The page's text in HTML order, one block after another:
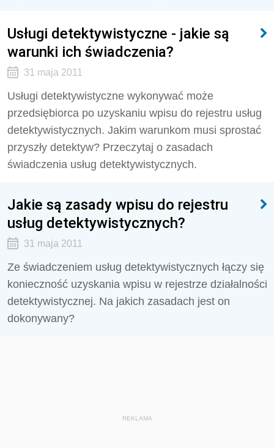
Usługi detektywistyczne - jakie są
warunki ich świadczenia?
31 maja 2011
Usługi detektywistyczne wykonywać może
przedsiębiorca po uzyskaniu wpisu do rejestru usług
detektywistycznych. Jakim warunkom musi sprostać
przyszły detektyw? Przeczytaj o zasadach
świadczenia usług detektywistycznych.
Jakie są zasady wpisu do rejestru
usług detektywistycznych?
31 maja 2011
Ze świadczeniem usług detektywistycznych łączy się
konieczność uzyskania wpisu w rejestrze działalności
detektywistycznej. Na jakich zasadach jest on
dokonywany?
REKLAMA